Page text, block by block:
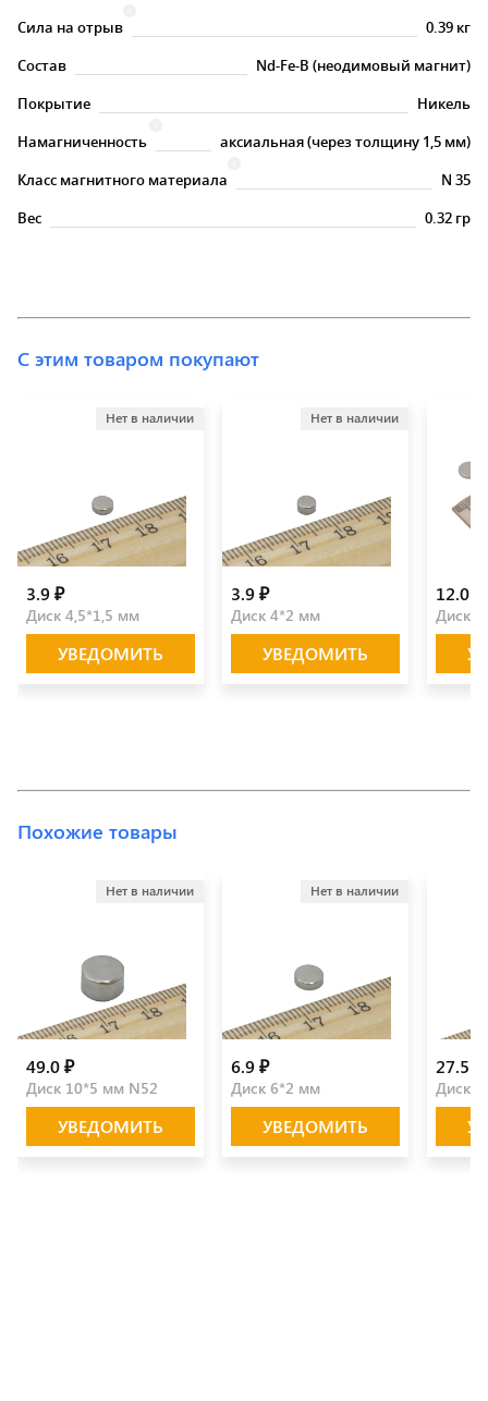
Сила на отрыв
0.39 кг
Состав
Nd-Fe-B (неодимовый магнит)
Покрытие
Никель
Намагниченность
аксиальная (через толщину 1,5 мм)
Класс магнитного материала
N 35
Вес
0.32 гр
С этим товаром покупают
Нет в наличии
3.9 ₽
Диск 4,5*1,5 мм
УВЕДОМИТЬ
Нет в наличии
3.9 ₽
Диск 4*2 мм
УВЕДОМИТЬ
12.0 ₽
Диск
Похожие товары
Нет в наличии
49.0 ₽
Диск 10*5 мм N52
УВЕДОМИТЬ
Нет в наличии
6.9 ₽
Диск 6*2 мм
УВЕДОМИТЬ
27.5 ₽
Диск